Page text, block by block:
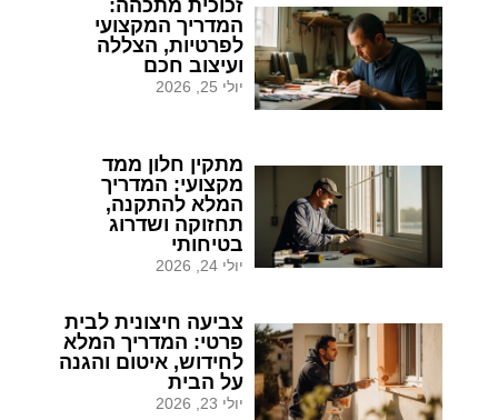
זכוכית מתכהה:
המדריך המקצועי
לפרטיות, הצללה
ועיצוב חכם
יולי 25, 2026
מתקין חלון ממד
מקצועי: המדריך
המלא להתקנה,
תחזוקה ושדרוג
בטיחותי
יולי 24, 2026
צביעה חיצונית לבית
פרטי: המדריך המלא
לחידוש, איטום והגנה
על הבית
יולי 23, 2026